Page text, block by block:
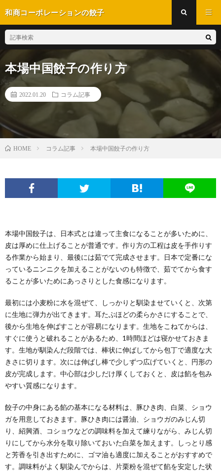
和商コーポレーションの餃子
本場中国餃子の作り方
2022.01.20 コラム記事
HOME コラム記事 本場中国餃子の作り方
本場中国餃子は、日本式とは違って主食になることが多いために、
皮は厚めに仕上げることが普通です。作り方の工程は皮を手作りす
る作業から始まり、最後には茹でて完成させます。日本で定番にな
っているニンニクを加えることがないのも特徴で、茹でてから食す
ることが多いためにあっさりとした食感になります。
最初には小麦粉に水を混ぜて、しっかりと馴染ませていくと、次第
に生地に弾力が出てきます。耳たぶほどの柔らかさにすることで、
後から生地を伸ばすことが容易になります。生地をこねてからは、
すぐに使うと破れることがあるため、1時間ほどは寝かせておきま
す。生地が馴染んだ段階では、棒状に伸ばしてから包丁で適度な大
きさに切ります。次には伸ばし棒で少しずつ広げていくと、円形の
皮が完成します。中心部は少しだけ厚くしておくと、皮は餡を包み
やすい質感になります。
餃子の中身にある餡の基本になる材料は、豚ひき肉、白菜、ショウ
ガを用意しておきます。豚ひき肉には醤油、ショウガのみじん切
り、紹興酒、コショウなどの調味料を加えて練りながら、みじん切
りにしてから水分を取り除いておいた白菜を加えます。しっとり感
と芳香を引き出すために、ゴマ油も適度に加えることがおすすめで
す。調味料がよく馴染んでからは、片栗粉を混ぜて餡を安定した状